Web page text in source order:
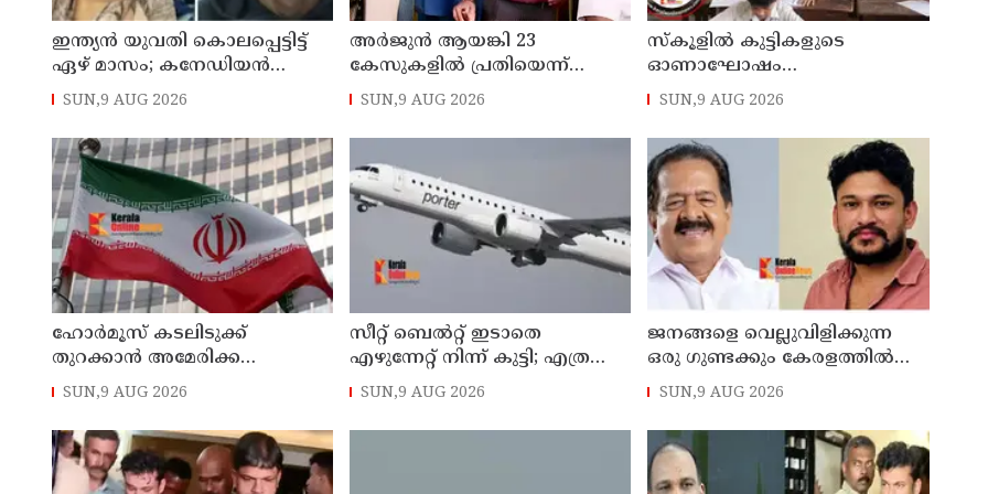
ഇന്ത്യന്‍ യുവതി കൊലപ്പെട്ടിട്ട്
ഏഴ് മാസം; കനേഡിയന്‍
പൗരനായ പങ്കാളി അറസ്റ്റില്‍
SUN,9 AUG 2026
അര്‍ജുന്‍ ആയങ്കി 23
കേസുകളില്‍ പ്രതിയെന്ന്
പൊലിസ് : കാപ്പ ചുമത്തി
ജയിലില്‍ അടക്കാന്‍ നീക്കം
SUN,9 AUG 2026
സ്‌കൂളില്‍ കുട്ടികളുടെ
ഓണാഘോഷം
ഇല്ലാതാക്കുന്നത്
എന്തിനുവേണ്ടി? പരീക്ഷ
ഷെഡ്യൂള്‍ മാറ്റിയത്
തിരുത്തുമോ?
SUN,9 AUG 2026
ഹോര്‍മൂസ് കടലിടുക്ക്
തുറക്കാന്‍ അമേരിക്ക
പെരുമാറ്റം തിരുത്തണം: 6
ദേശീയ സുരക്ഷാ കൗണ്‍സില്‍
SUN,9 AUG 2026
സീറ്റ് ബെല്‍റ്റ് ഇടാതെ
എഴുന്നേറ്റ് നിന്ന് കുട്ടി; എത്ര
ശ്രമിച്ചിട്ടും ഇടില്ലെന്ന്
റദ്ദാക്കി
SUN,9 AUG 2026
ജനങ്ങളെ വെല്ലുവിളിക്കുന്ന
ഒരു ഗുണ്ടക്കും കേരളത്തില്‍
സ്ഥാനമുണ്ടാകില്ല: രമേശ്
SUN,9 AUG 2026